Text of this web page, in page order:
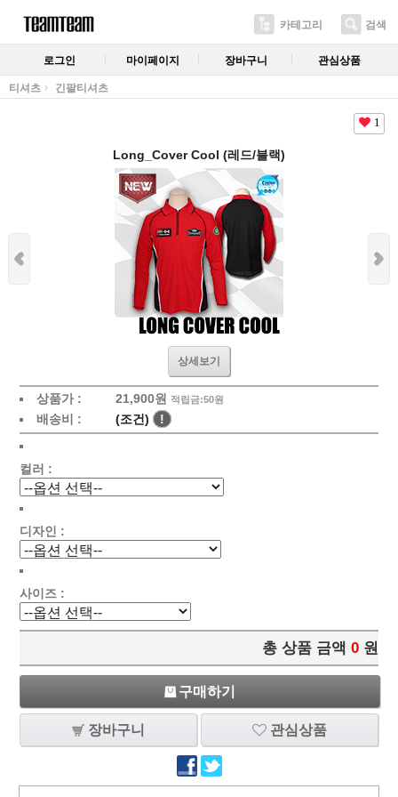
카테고리 검색
로그인 마이페이지 장바구니 관심상품
티셔츠 긴팔티셔츠
1
Long_Cover Cool (레드/블랙)
상세보기
상품가 : 21,900원 적립금:50원
배송비 : (조건) !
컬러 :
디자인 :
사이즈 :
총 상품 금액 0 원
구매하기
장바구니 관심상품